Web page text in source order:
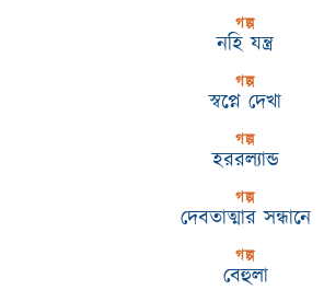
গল্প
নহি যন্ত্র
গল্প
স্বপ্নে দেখা
গল্প
হররল্যান্ড
গল্প
দেবতাত্মার সন্ধানে
গল্প
বেহুলা